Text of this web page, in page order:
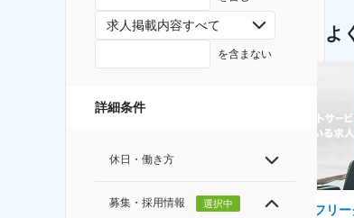
求人掲載内容すべて
を含まない
詳細条件
休日・働き方
募集・採用情報 選択中
よ
株式会社ゲームフリ